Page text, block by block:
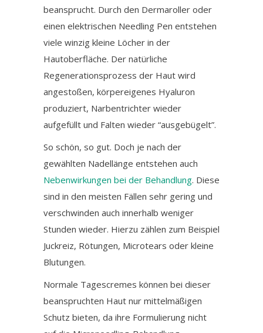
beansprucht. Durch den Dermaroller oder
einen elektrischen Needling Pen entstehen
viele winzig kleine Löcher in der
Hautoberfläche. Der natürliche
Regenerationsprozess der Haut wird
angestoßen, körpereigenes Hyaluron
produziert, Narbentrichter wieder
aufgefüllt und Falten wieder “ausgebügelt”.
So schön, so gut. Doch je nach der
gewählten Nadellänge entstehen auch
Nebenwirkungen bei der Behandlung. Diese
sind in den meisten Fällen sehr gering und
verschwinden auch innerhalb weniger
Stunden wieder. Hierzu zählen zum Beispiel
Juckreiz, Rötungen, Microtears oder kleine
Blutungen.
Normale Tagescremes können bei dieser
beanspruchten Haut nur mittelmäßigen
Schutz bieten, da ihre Formulierung nicht